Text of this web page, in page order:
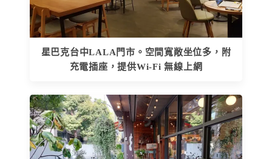
星巴克台中LALA門市。空間寬敞坐位多，附
充電插座，提供Wi-Fi 無線上網